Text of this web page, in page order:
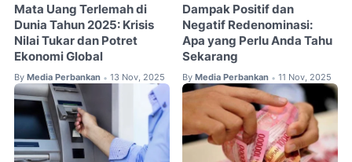
Mata Uang Terlemah di
Dunia Tahun 2025: Krisis
Nilai Tukar dan Potret
Ekonomi Global
By Media Perbankan • 13 Nov, 2025
Dampak Positif dan
Negatif Redenominasi:
Apa yang Perlu Anda Tahu
Sekarang
By Media Perbankan • 11 Nov, 2025